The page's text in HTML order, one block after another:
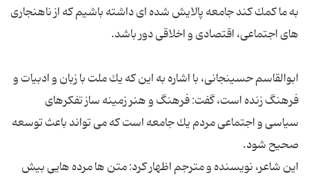
به ما كمك كند جامعه پالایش شده ای داشته باشیم كه از ناهنجاری
ابوالقاسم حسینجانی، با اشاره به این كه یك ملت با زبان و ادبیات و
فرهنگ زنده است، گفت: فرهنگ و هنر زمینه ساز تفكرهای
سیاسی و اجتماعی مردم یك جامعه است كه می تواند باعث توسعه
این شاعر، نویسنده و مترجم اظهار كرد: متن ها مرده هایی بیش